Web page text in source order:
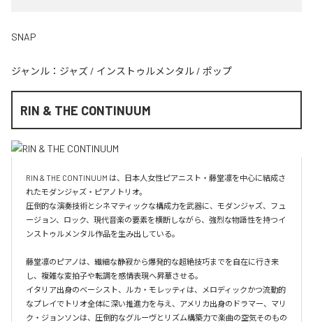
SNAP
ジャンル： ジャズ / インストゥルメンタル / ポップ
RIN & THE CONTINUUM
RIN & THE CONTINUUM は、日本人女性ピアニスト・藤堂凛を中心に結成さ
れたモダンジャズ・ピアノトリオ。
圧倒的な演奏技術とシネマティックな構成力を武器に、モダンジャズ、フュ
ージョン、ロック、現代音楽の要素を横断しながら、強烈な物語性を持つイ
ンストゥルメンタル作品を生み出している。
藤堂凛のピアノは、繊細な静寂から爆発的な超絶技巧までを自在に行き来
し、複雑な変拍子や転調を感情表現へ昇華させる。
イタリア出身のベーシスト、ルカ・モレッティは、メロディックかつ流動的
なプレイでトリオ全体に深い推進力を与え、アメリカ出身のドラマー、マリ
ク・ジョンソンは、圧倒的なグルーヴとリズム構築力で楽曲の空気そのもの